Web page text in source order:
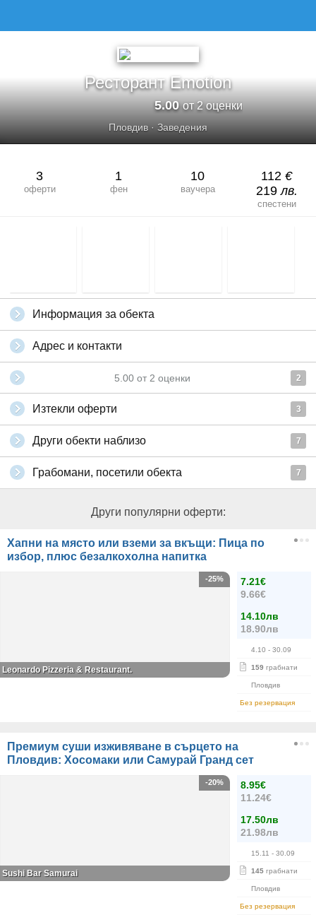
Ресторант Emotion
5.00от 2 оценки
Пловдив· Заведения
3
оферти
1
фен
10
ваучера
112 €
219лв.
спестени
Информация за обекта
Адрес и контакти
5.00 от 2 оценки 2
Изтекли оферти 3
Други обекти наблизо 7
Грабомани, посетили обекта 7
Други популярни оферти:
Хапни на място или вземи за вкъщи: Пица по
избор, плюс безалкохолна напитка
7.21€
9.66€
14.10лв
18.90лв
4.10 - 30.09
159 грабнати
Пловдив
Без резервация
-25%
Leonardo Pizzeria & Restaurant.
Премиум суши изживяване в сърцето на
Пловдив: Хосомаки или Самурай Гранд сет
8.95€
11.24€
17.50лв
21.98лв
15.11 - 30.09
145 грабнати
Пловдив
Без резервация
-20%
Sushi Bar Samurai